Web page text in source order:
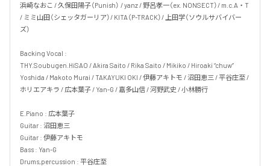
浜崎なおこ / 久保田陽子（Punish） / yanz / 野呂孝一（ex. NONSECT）/ m.c.A・T
/ ミミ山田（シェッタガーリア）/ KITA（P-TRACK）/ 上田学（ソウルサバイバー
ズ）
Backing Vocal :
THY.Soubugen.HiSAO / Akira Saito / Rika Saito / Mikiko / Hiroaki “chuw”
Yoshida / Makoto Murai / TAKAYUKI OKI / 伊藤アキトモ / 沼田恵三 / 平谷庄至 /
ホリエアキラ / 広本葉子 / Yan-G / 嘉多山信 / 河野武史 / 小林勝行
E.Piano : 広本葉子
Guitar : 沼田恵三
Guitar : 伊藤アキトモ
Bass : Yan-G
Drums,percussion : 平谷庄至